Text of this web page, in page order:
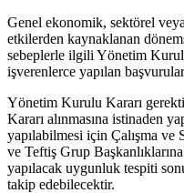
Genel ekonomik, sektörel
etkilerden kaynaklanan
sebeplerle ilgili Yönetim
işverenlerce yapılan
Yönetim Kurulu Kararı
Kararı alınmasına istinaden
yapılabilmesi için Çalışma
ve Teftiş Grup
yapılacak uygunluk tespiti
takip edebilecektir.